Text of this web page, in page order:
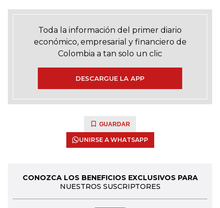
Toda la información del primer diario
económico, empresarial y financiero de
Colombia a tan solo un clic
DESCARGUE LA APP
GUARDAR
UNIRSE A WHATSAPP
CONOZCA LOS BENEFICIOS EXCLUSIVOS PARA
NUESTROS SUSCRIPTORES